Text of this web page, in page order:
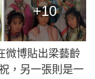
+10
微博貼出梁藝齡
，另一張則是一